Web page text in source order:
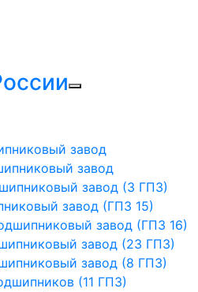
завод
завод
завод (3 ГПЗ)
завод (ГПЗ 15)
завод (ГПЗ 16)
завод (23 ГПЗ)
завод (8 ГПЗ)
(11 ГПЗ)